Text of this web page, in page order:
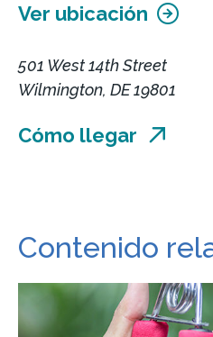
Ver ubicación
501 West 14th Street
Wilmington, DE 19801
Cómo llegar
Contenido